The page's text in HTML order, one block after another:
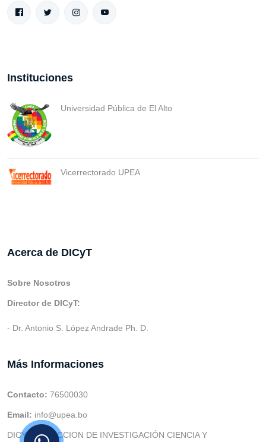
Instituciones
Universidad Pública de El Alto
Vicerrectorado UPEA
Acerca de DICyT
Sobre Nosotros
Director de DICyT:
- Dr. Antonio S. López Andrade Ph. D.
Más Informaciones
Contacto: 76500030
Email: info@upea.bo
DICYT (DIRECCION DE INVESTIGACIÓN CIENCIA Y